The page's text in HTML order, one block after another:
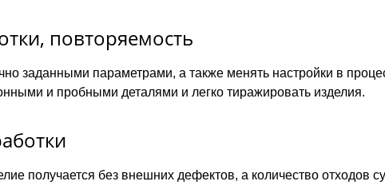
повторяемость
заданными параметрами, а также менять настройки в
и пробными деталями и легко тиражировать изделия.
получается без внешних дефектов, а количество отходов